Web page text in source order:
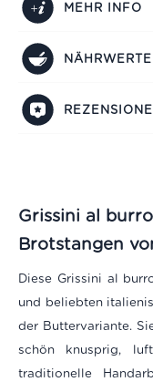
MEHR INFO
Grissini al
Brotstangen
Diese Grissini al
und beliebten
der Buttervariante.
schön knusprig,
traditionelle